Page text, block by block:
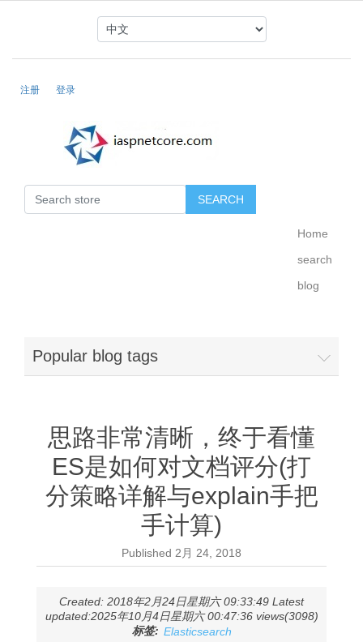
注册 登录
Home
search
blog
Popular blog tags
思路非常清晰，终于看懂
ES是如何对文档评分(打
分策略详解与explain手把
手计算)
Published 2月 24, 2018
Created: 2018年2月24日星期六 09:33:49 Latest
updated:2025年10月4日星期六 00:47:36 views(3098)
标签: Elasticsearch